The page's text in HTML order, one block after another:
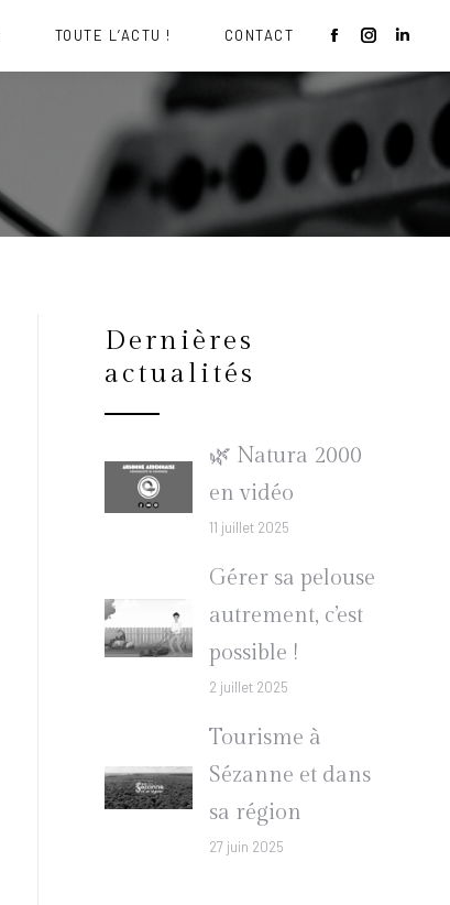
TOUTE L’ACTU ! CONTACT
Dernières
actualités
🌿 Natura 2000
en vidéo
11 juillet 2025
Gérer sa pelouse
autrement, c’est
possible !
2 juillet 2025
Tourisme à
Sézanne et dans
sa région
27 juin 2025